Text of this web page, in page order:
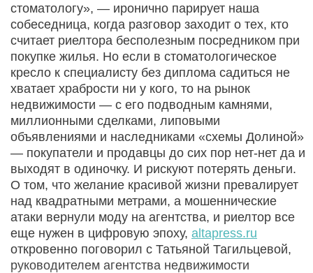
стоматологу», — иронично парирует наша
собеседница, когда разговор заходит о тех, кто
считает риелтора бесполезным посредником при
покупке жилья. Но если в стоматологическое
кресло к специалисту без диплома садиться не
хватает храбрости ни у кого, то на рынок
недвижимости — с его подводным камнями,
миллионными сделками, липовыми
объявлениями и наследниками «схемы Долиной»
— покупатели и продавцы до сих пор нет-нет да и
выходят в одиночку. И рискуют потерять деньги.
О том, что желание красивой жизни превалирует
над квадратными метрами, а мошеннические
атаки вернули моду на агентства, и риелтор все
еще нужен в цифровую эпоху, altapress.ru
откровенно поговорил с Татьяной Тагильцевой,
руководителем агентства недвижимости